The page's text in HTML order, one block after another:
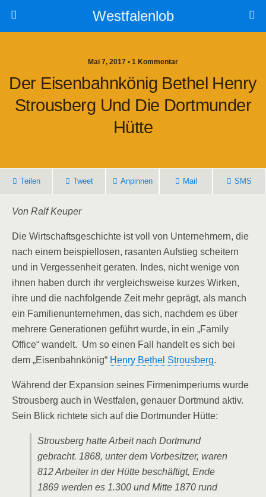
Westfalenlob
Mai 7, 2017 • 1 Kommentar
Der Eisenbahnkönig Bethel Henry
Strousberg Und Die Dortmunder
Hütte
Teilen Tweet Anpinnen Mail SMS
Von Ralf Keuper
Die Wirtschaftsgeschichte ist voll von Unternehmern, die
nach einem beispiellosen, rasanten Aufstieg scheitern
und in Vergessenheit geraten. Indes, nicht wenige von
ihnen haben durch ihr vergleichsweise kurzes Wirken,
ihre und die nachfolgende Zeit mehr geprägt, als manch
ein Familienunternehmen, das sich, nachdem es über
mehrere Generationen geführt wurde, in ein „Family
Office“ wandelt. Um so einen Fall handelt es sich bei
dem „Eisenbahnkönig“ Henry Bethel Strousberg.
Während der Expansion seines Firmenimperiums wurde
Strousberg auch in Westfalen, genauer Dortmund aktiv.
Sein Blick richtete sich auf die Dortmunder Hütte:
Strousberg hatte Arbeit nach Dortmund
gebracht. 1868, unter dem Vorbesitzer, waren
812 Arbeiter in der Hütte beschäftigt, Ende
1869 werden es 1.300 und Mitte 1870 rund